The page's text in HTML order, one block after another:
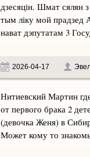
дзесяцін. Шмат сялян
тым ліку мой прадзед
нават дэпутатам 3
2026-04-17
Нитиевский Мартин
от первого брака 2
(девочка Женя) в
Может кому то